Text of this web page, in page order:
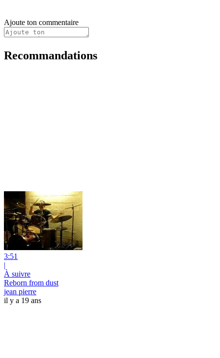
Ajoute ton commentaire
Recommandations
3:51
|
À suivre
Reborn from dust
jean pierre
il y a 19 ans